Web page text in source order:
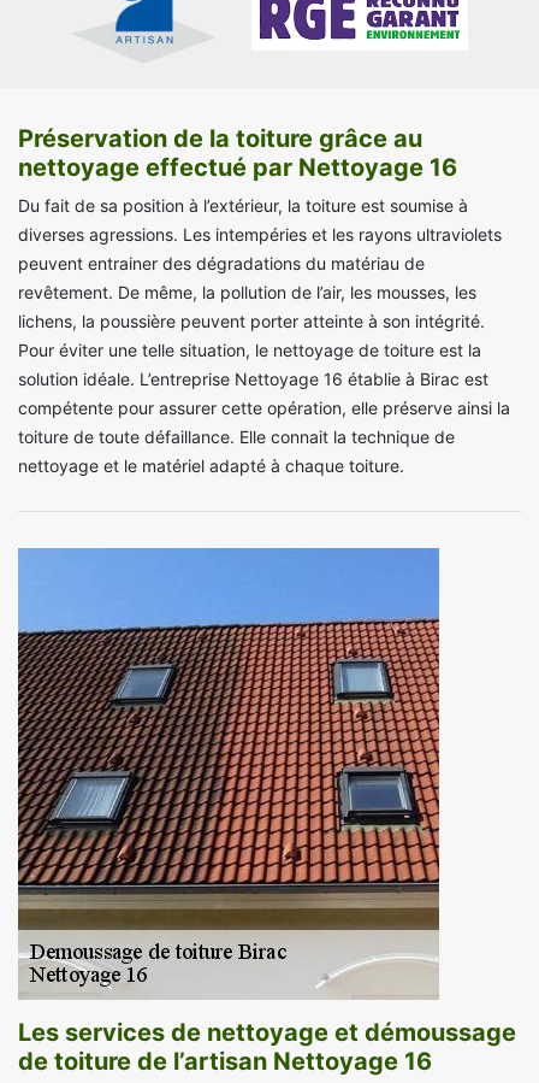
Préservation de la toiture grâce au
nettoyage effectué par Nettoyage 16
Du fait de sa position à l’extérieur, la toiture est soumise à
diverses agressions. Les intempéries et les rayons ultraviolets
peuvent entrainer des dégradations du matériau de
revêtement. De même, la pollution de l’air, les mousses, les
lichens, la poussière peuvent porter atteinte à son intégrité.
Pour éviter une telle situation, le nettoyage de toiture est la
solution idéale. L’entreprise Nettoyage 16 établie à Birac est
compétente pour assurer cette opération, elle préserve ainsi la
toiture de toute défaillance. Elle connait la technique de
nettoyage et le matériel adapté à chaque toiture.
Les services de nettoyage et démoussage
de toiture de l’artisan Nettoyage 16